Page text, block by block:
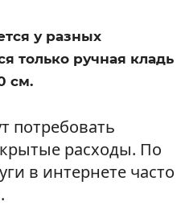
у разных
только ручная кладь
см.
потребовать
расходы. По
в интернете часто